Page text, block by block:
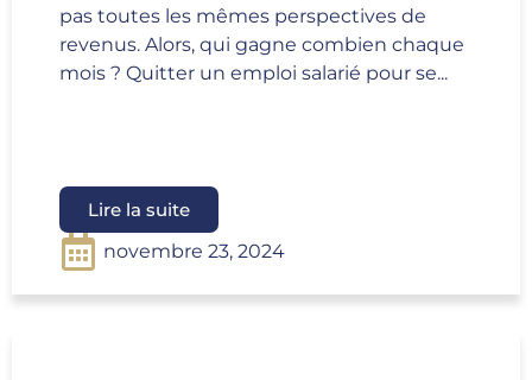
pas toutes les mêmes perspectives de
revenus. Alors, qui gagne combien chaque
mois ? Quitter un emploi salarié pour se...
Lire la suite
novembre 23, 2024